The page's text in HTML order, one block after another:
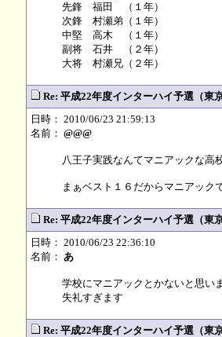
先鋒 福田 （１年）
次鋒 村瀬弟（１年）
中堅 高木 （１年）
副将 石井 （２年）
大将 村瀬兄（２年）
Re: 平成22年度インターハイ予選（東京
日時： 2010/06/23 21:59:13
名前： @@@
八王子実践なんてマニアックな高
まぁベスト１６だからマニアック
Re: 平成22年度インターハイ予選（東京
日時： 2010/06/23 22:36:10
名前： あ
学校にマニアックとかないと思い
失礼すぎます
Re: 平成22年度インターハイ予選（東京